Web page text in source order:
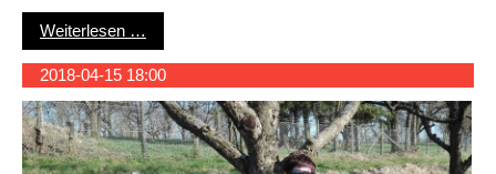
Weiterlesen …
2018-04-15 18:00